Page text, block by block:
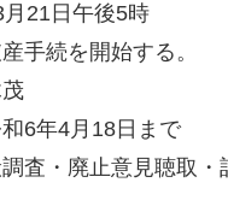
21日午後5時
手続を開始する。
6年4月18日まで
査・廃止意見聴取